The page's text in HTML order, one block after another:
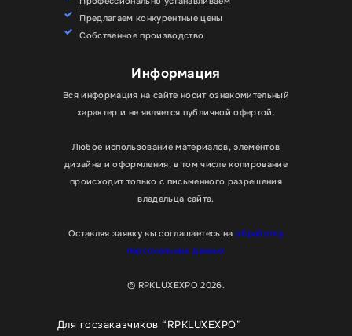
Предлагаем конкурентные цены
Собственное производство
Информация
Вся информация на сайте носит ознакомительный
характер и не является публичной офертой.
Любое использование материалов, элементов
дизайна и оформления, в том числе копирование
происходит только с письменного разрешения
владельца сайта.
Оставляя заявку вы соглашаетесь на обработку
персональных данных
© RPKLUXEXPO 2026.
Для госзаказчиков “RPKLUXEXPO”